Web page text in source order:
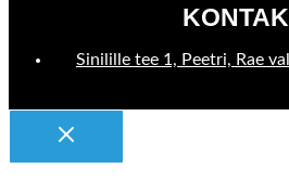
Sinilille tee 1, Peetri, Rae